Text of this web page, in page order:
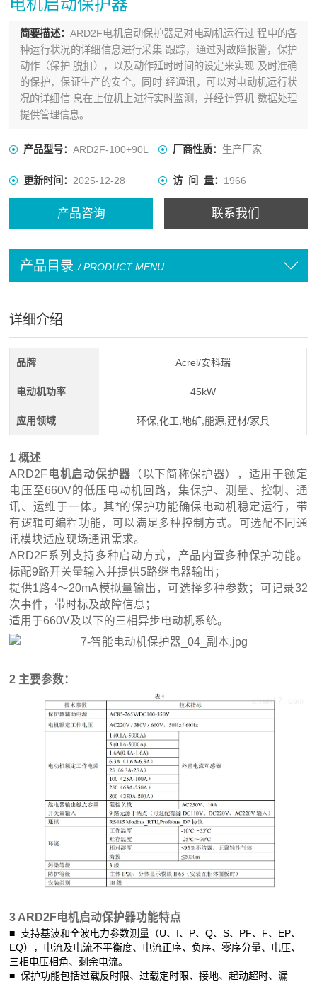
电机启动保护器
简要描述：ARD2F电机启动保护器是对电动机运行过 程中的各
种运行状况的详细信息进行采集 跟踪，通过对故障报警，保护
动作（保护 脱扣），以及动作延时时间的设定来实现 及时准确
的保护，保证生产的安全。同时 经通讯，可以对电动机运行状
况的详细信 息在上位机上进行实时监测，并经计算机 数据处理
提供管理信息。
产品型号：ARD2F-100+90L 厂商性质： 生产厂家
更新时间：2025-12-28 访 问 量： 1966
产品咨询 联系我们
产品目录 / PRODUCT MENU
详细介绍
品牌 Acrel/安科瑞
电动机功率 45kW
应用领域 环保,化工,地矿,能源,建材/家具
1 概述
ARD2F 电机启动保护器 （以下简称保护器），适用于额定
电压至660V的低压电动机回路，集保护、测量、控制、通
讯、运维于一体。其*的保护功能确保电动机稳定运行，带
有逻辑可编程功能，可以满足多种控制方式。可选配不同通
讯模块适应现场通讯需求。
ARD2F系列 支持多种启动方式，产品内置多种保护功能。
标配9路开关量输入并提供5路继电器输出；
提供1路4～20mA模拟量输出，可选择多种参数；可记录32
次事件，带时标及故障信息；
适用于660V及以下的三相异步电动机系统。
2 主要参数：
3 ARD2F电机启动保护器功能特点
■ 支持基波和全波电力参数测量（U、I、P、Q、S、PF、F、EP、
EQ），电流及电流不平衡度、电流正序、负序、零序分量、电压、
三相电压相角、剩余电流。
■ 保护功能包括过载反时限、过载定时限、接地、起动超时、漏